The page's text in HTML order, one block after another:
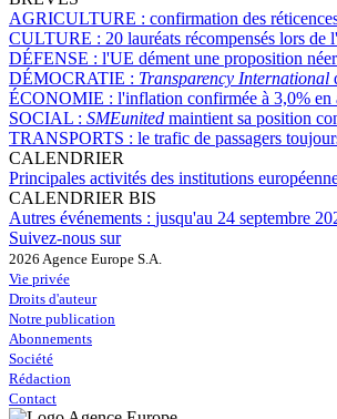
AGRICULTURE : confirmation des
CULTURE : 20 lauréats récompensés lors
DÉFENSE : l'UE dément une proposition
DÉMOCRATIE : Transparency International
ÉCONOMIE : l'inflation confirmée à 3,0% en
SOCIAL : SMEunited maintient sa position
TRANSPORTS : le trafic de passagers
CALENDRIER
Principales activités des institutions
CALENDRIER BIS
Autres événements : jusqu'au 24 septembre
Suivez-nous sur
2026 Agence Europe S.A.
Vie privée
Droits d'auteur
Notre publication
Abonnements
Société
Rédaction
Contact